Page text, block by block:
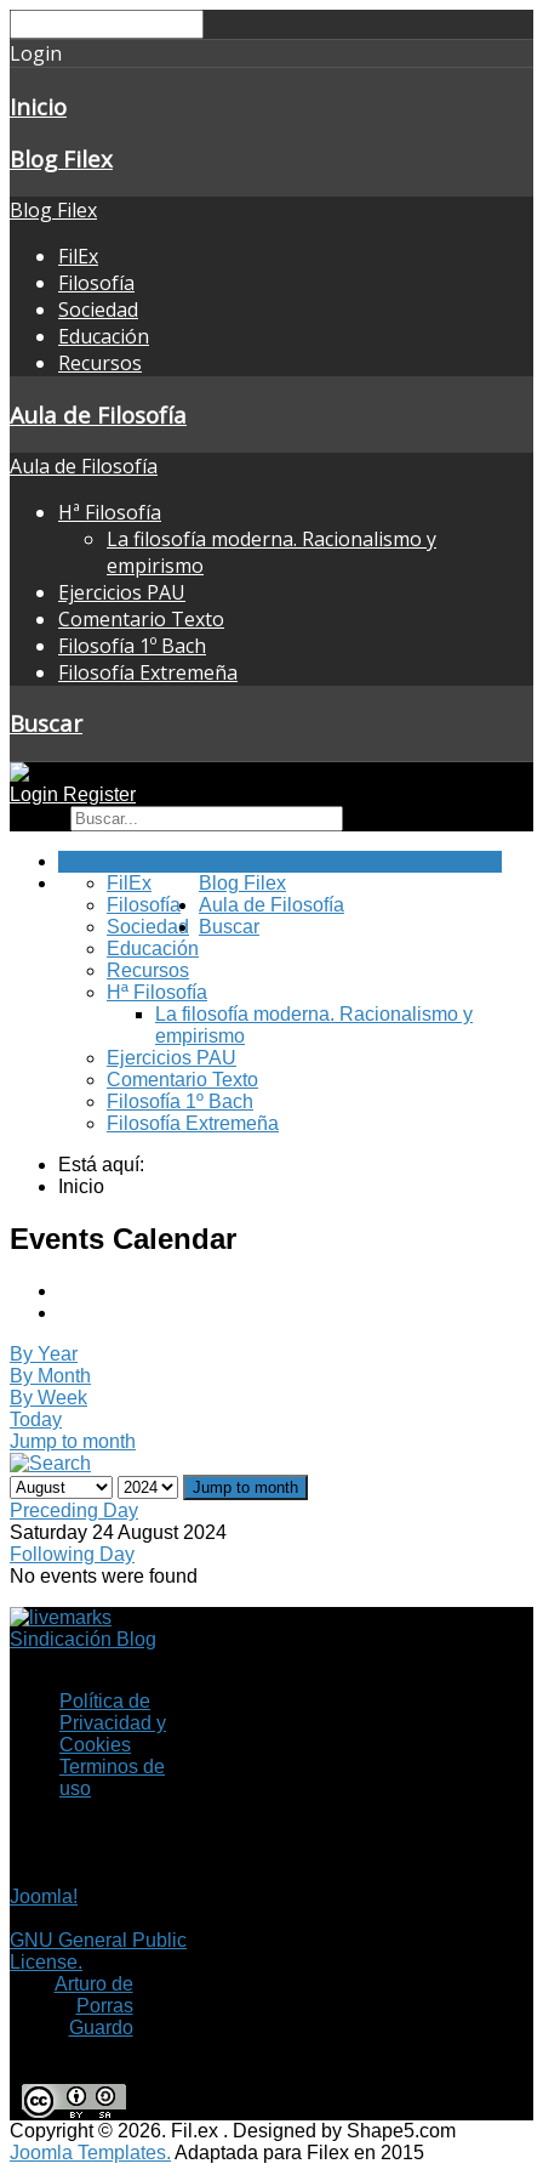
Login
Inicio
Blog Filex
Blog Filex
FilEx
Filosofía
Sociedad
Educación
Recursos
Aula de Filosofía
Aula de Filosofía
Hª Filosofía
La filosofía moderna. Racionalismo y
empirismo
Ejercicios PAU
Comentario Texto
Filosofía 1º Bach
Filosofía Extremeña
Buscar
Login Register
Blog Filex
FilEx
Filosofía
Sociedad
Educación
Recursos
Aula de Filosofía
Hª Filosofía
La filosofía moderna. Racionalismo y
empirismo
Ejercicios PAU
Comentario Texto
Filosofía 1º Bach
Filosofía Extremeña
Buscar
Está aquí:
Inicio
Events Calendar
By Year
By Month
By Week
Today
Jump to month
Jump to month
Preceding Day
Saturday 24 August 2024
Following Day
No events were found
Sindicación Blog
Política de
Privacidad y
Cookies
Terminos de
uso
Joomla!
GNU General Public
License.
Arturo de
Porras
Guardo
Copyright © 2026. Fil.ex . Designed by Shape5.com
Joomla Templates. Adaptada para Filex en 2015